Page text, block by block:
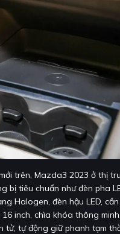
trên, Mazda3 2023 ở thị
bị tiêu chuẩn như đèn pha
Halogen, đèn hậu LED,
inch, chìa khóa thông
tử, tự động giữ phanh tạm